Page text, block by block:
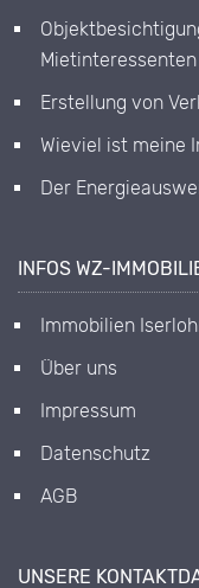
Mietinteressenten
Erstellung von
Wieviel ist meine
Der
INFOS WZ-
Immobilien
Über uns
Impressum
Datenschutz
AGB
UNSERE